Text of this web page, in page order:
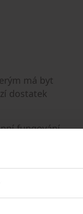
má byt
dostatek
fungování.
značky
kávu
využívat